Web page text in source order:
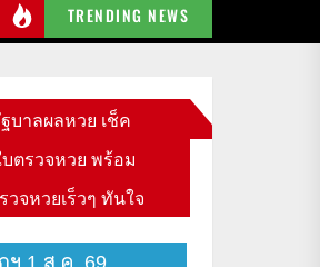
TRENDING NEWS
บาลผลหวย เช็ค
ตรวจหวย พร้อม
จหวยเร็วๆ ทันใจ